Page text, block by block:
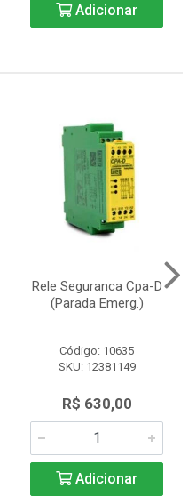
Adicionar
Rele Seguranca Cpa-D
(Parada Emerg.)
Código: 10635
SKU: 12381149
R$ 630,00
Adicionar